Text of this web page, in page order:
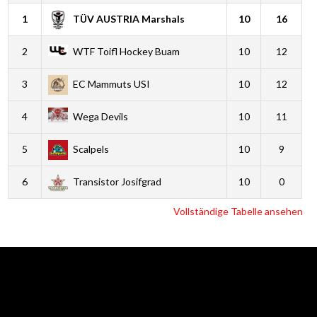
1 TÜV AUSTRIA Marshals 10 16
2 WTF Toifl Hockey Buam 10 12
3 EC Mammuts USI 10 12
4 Wega Devils 10 11
5 Scalpels 10 9
6 Transistor Josifgrad 10 0
Vollständige Tabelle ansehen